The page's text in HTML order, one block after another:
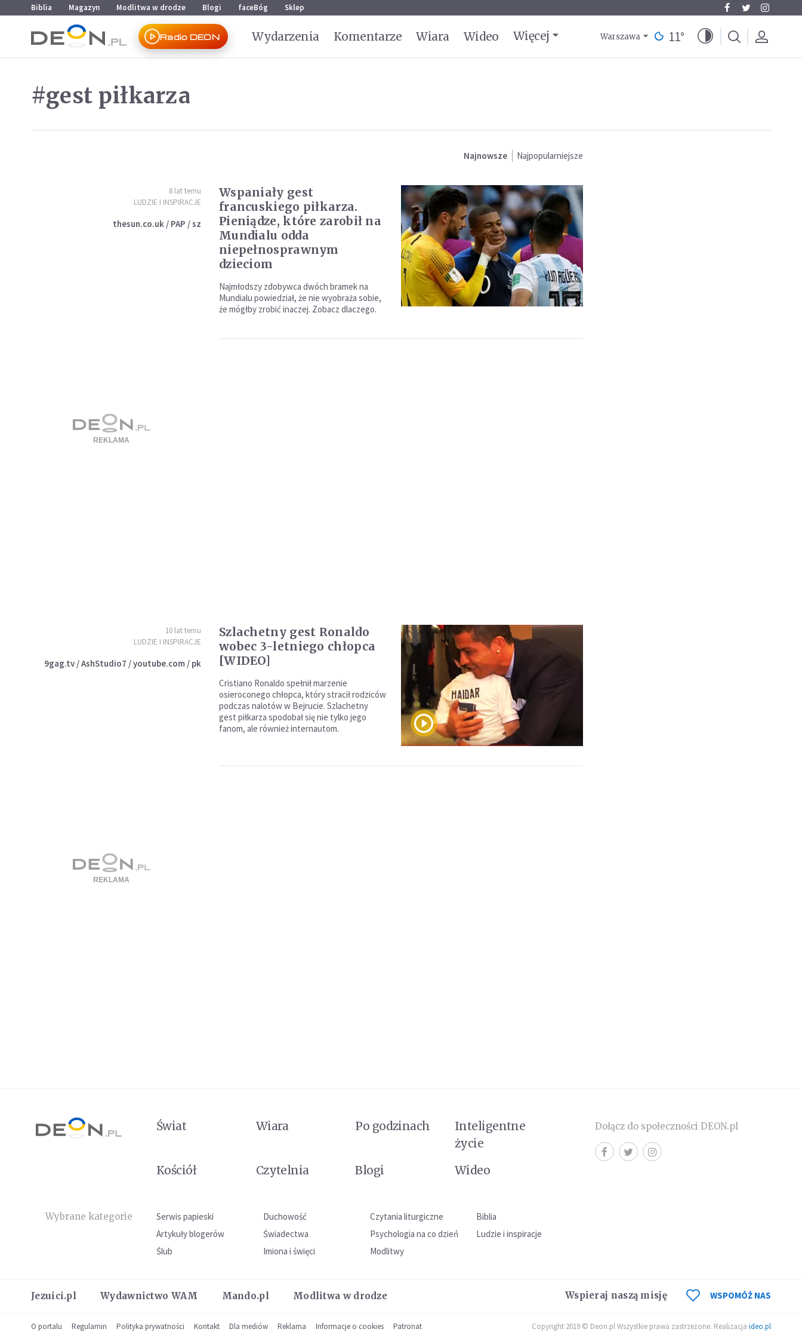
Przejdź do menu głównego
Przejdź do treści
Biblia Magazyn Modlitwa w drodze Blogi faceBóg Sklep
Radio DEON Wydarzenia Komentarze Wiara Wideo Więcej Warszawa 11°
#gest piłkarza
Najnowsze Najpopularniejsze
8 lat temu
LUDZIE I INSPIRACJE
thesun.co.uk / PAP / sz
Wspaniały gest
francuskiego piłkarza.
Pieniądze, które zarobił na
Mundialu odda
niepełnosprawnym
dzieciom
Najmłodszy zdobywca dwóch bramek na
Mundialu powiedział, że nie wyobraża sobie,
że mógłby zrobić inaczej. Zobacz dlaczego.
10 lat temu
LUDZIE I INSPIRACJE
9gag.tv / AshStudio7 / youtube.com / pk
Szlachetny gest Ronaldo
wobec 3-letniego chłopca
[WIDEO]
Cristiano Ronaldo spełnił marzenie
osieroconego chłopca, który stracił rodziców
podczas nalotów w Bejrucie. Szlachetny
gest piłkarza spodobał się nie tylko jego
fanom, ale również internautom.
Świat Wiara Po godzinach
Inteligentne
życie
Kościół
Czytelnia Blogi Wideo
Wybrane kategorie Serwis papieski Duchowość Czytania liturgiczne
Biblia
Artykuły blogerów
Świadectwa Psychologia na co dzień
Ludzie i inspiracje
Ślub
Imiona i święci Modlitwy
Dołącz do społeczności DEON.pl
Jezuici.pl Wydawnictwo WAM Mando.pl Modlitwa w drodze Wspieraj naszą misję WSPOMÓŻ NAS
O portalu Regulamin Polityka prywatności Kontakt Dla mediów Reklama Informacje o cookies Patronat Copyright 2019 © Deon.pl Wszystkie prawa zastrzeżone. Realizacja ideo.pl